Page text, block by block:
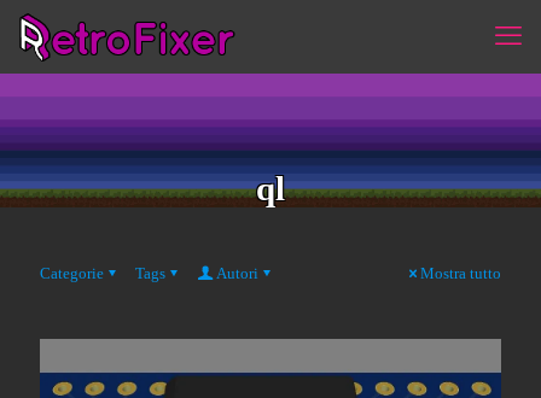
ql
Categorie Tags Autori Mostra tutto